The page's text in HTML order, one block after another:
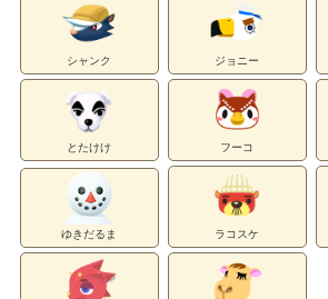
シャンク ジョニー
とたけけ フーコ
ゆきだるま ラコスケ